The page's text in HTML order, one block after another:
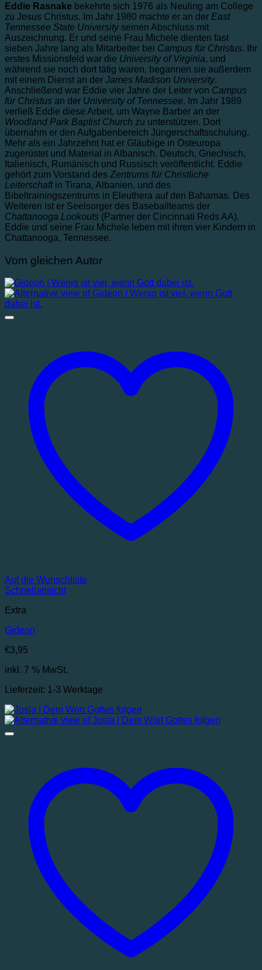
Eddie Rasnake bekehrte sich 1976 als Neuling am College
zu Jesus Christus. Im Jahr 1980 machte er an der East
Tennessee State Universityseinen Abschluss mit
Auszeichnung. Er und seine Frau Michele dienten fast
sieben Jahre lang als Mitarbeiter bei Campus für Christus. Ihr
erstes Missionsfeld war die University of Virginia, und
während sie noch dort tätig waren, begannen sie außerdem
mit einem Dienst an der James Madison University.
Anschließend war Eddie vier Jahre der Leiter von Campus
für Christus an der University of Tennessee. Im Jahr 1989
verließ Eddie diese Arbeit, um Wayne Barber an der
Woodland Park Baptist Church zu unterstützen. Dort
übernahm er den Aufgabenbereich Jüngerschaftsschulung.
Mehr als ein Jahrzehnt hat er Gläubige in Osteuropa
zugerüstet und Material in Albanisch, Deutsch, Griechisch,
Italienisch, Rumänisch und Russisch veröffentlicht. Eddie
gehört zum Vorstand des Zentrums für Christliche
Leiterschaftin Tirana, Albanien, und des
Bibeltrainingszentrums in Eleuthera auf den Bahamas. Des
Weiteren ist er Seelsorger des Baseballteams der
Chattanooga Lookouts (Partner der Cincinnati Reds AA).
Eddie und seine Frau Michele leben mit ihren vier Kindern in
Chattanooga, Tennessee.
Vom gleichen Autor
Auf die Wunschliste
Schnellansicht
Extra
Gideon
€3,95
inkl. 7 % MwSt.
Lieferzeit: 1-3 Werktage